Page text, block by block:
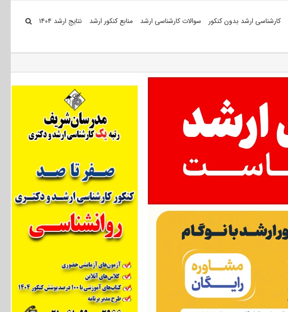
کارشناسی ارشد بدون کنکور سوالات کارشناسی ارشد منابع کنکور ارشد نتایج ارشد ۱۴۰۴